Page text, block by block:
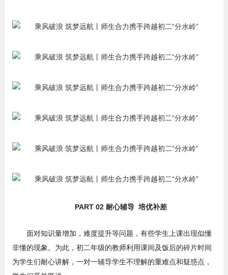
PART 02 耐心辅导 培优补差
面对知识量增加，难度提升等问题，有些学生上课出现似懂
非懂的现象。为此，初二年级的教师利用课间及饭后的碎片时间
为学生们耐心讲解，一对一辅导学生不理解的重难点和疑惑点，